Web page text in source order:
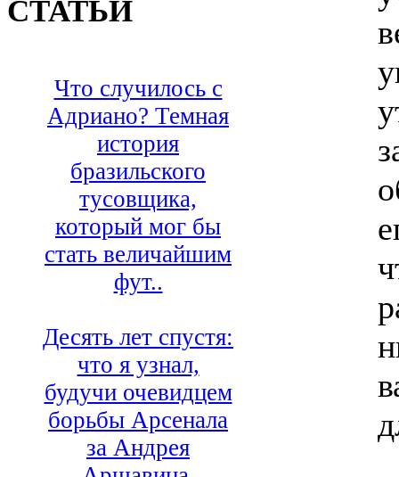
СТАТЬИ
Что случилось с
Адриано? Темная
история
бразильского
тусовщика,
который мог бы
стать величайшим
фут..
Десять лет спустя:
что я узнал,
будучи очевидцем
борьбы Арсенала
за Андрея